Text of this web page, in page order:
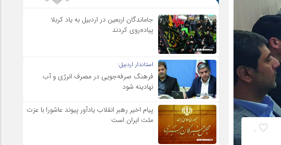
7
جاماندگان اربعین در اردبیل به یاد کربلا
پیاده‌روی کردند
استاندار اردبیل:
فرهنگ صرفه‌جویی در مصرف انرژی و آب
نهادینه شود
پیام اخیر رهبر انقلاب یادآور پیوند عاشورا با عزت
ملت ایران است